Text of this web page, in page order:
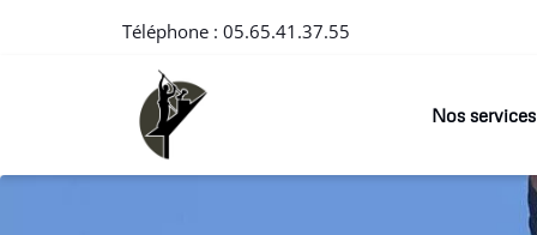
Téléphone : 05.65.41.37.55
Nos services